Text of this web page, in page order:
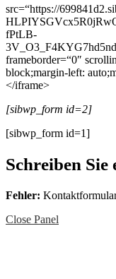
src=“https://
fPtLB-
frameborder=“0″
block;margin-left:
</iframe>
[sibwp_form id=2]
[sibwp_form id=1]
Schreiben
Fehler:
Close Panel